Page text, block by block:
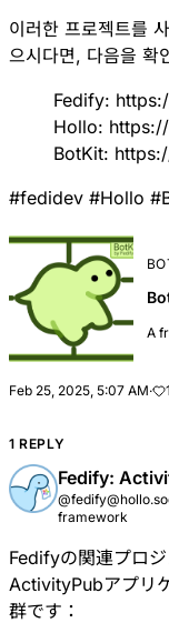
이러한 프로젝트를
으시다면, 다음을 확
Fedify:
Hollo:
BotKit:
#fedidev #Hollo #
A
Feb 25, 2025, 5:07 AM· 1
1 REPLY
Fedify:
framework
Fedifyの関連プロジ
ActivityPubアプリ
群です：